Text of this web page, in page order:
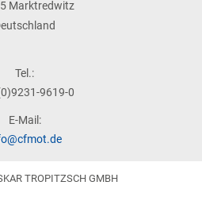
Marktredwitz
Tel.:
9619-0
E-Mail:
TROPITZSCH GMBH